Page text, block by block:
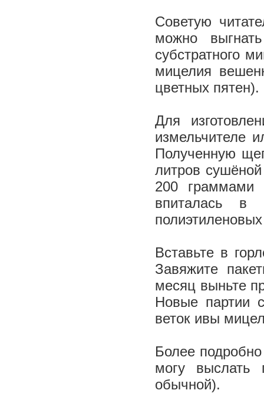
Советую
можно
субстратного
мицелия
цветных пятен).
Для
измельчителе
Полученную
литров
200 граммами
впиталась в
Вставьте в
Завяжите
месяц выньте
Новые партии
веток ивы
Более
могу выслать
обычной).